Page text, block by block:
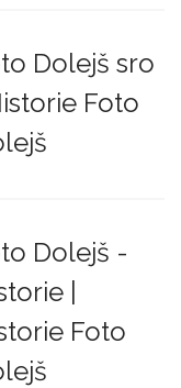
Dolejš sro
Foto
Dolejš -
Foto